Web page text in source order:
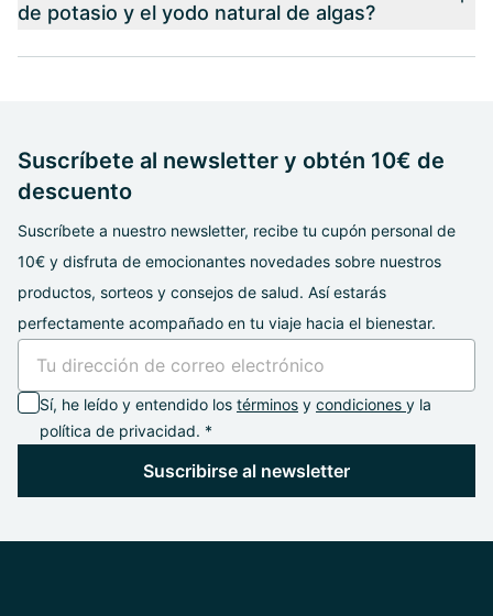
de potasio y el yodo natural de algas?
Suscríbete al newsletter y obtén 10€ de
descuento
Suscríbete a nuestro newsletter, recibe tu cupón personal de
10€ y disfruta de emocionantes novedades sobre nuestros
productos, sorteos y consejos de salud. Así estarás
perfectamente acompañado en tu viaje hacia el bienestar.
Sí, he leído y entendido los términos y condiciones y la
política de privacidad. *
Suscribirse al newsletter